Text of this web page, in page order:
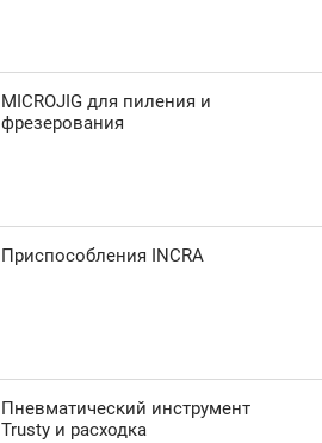
MICROJIG для пиления и
фрезерования
Приспособления INCRA
Пневматический инструмент
Trusty и расходка